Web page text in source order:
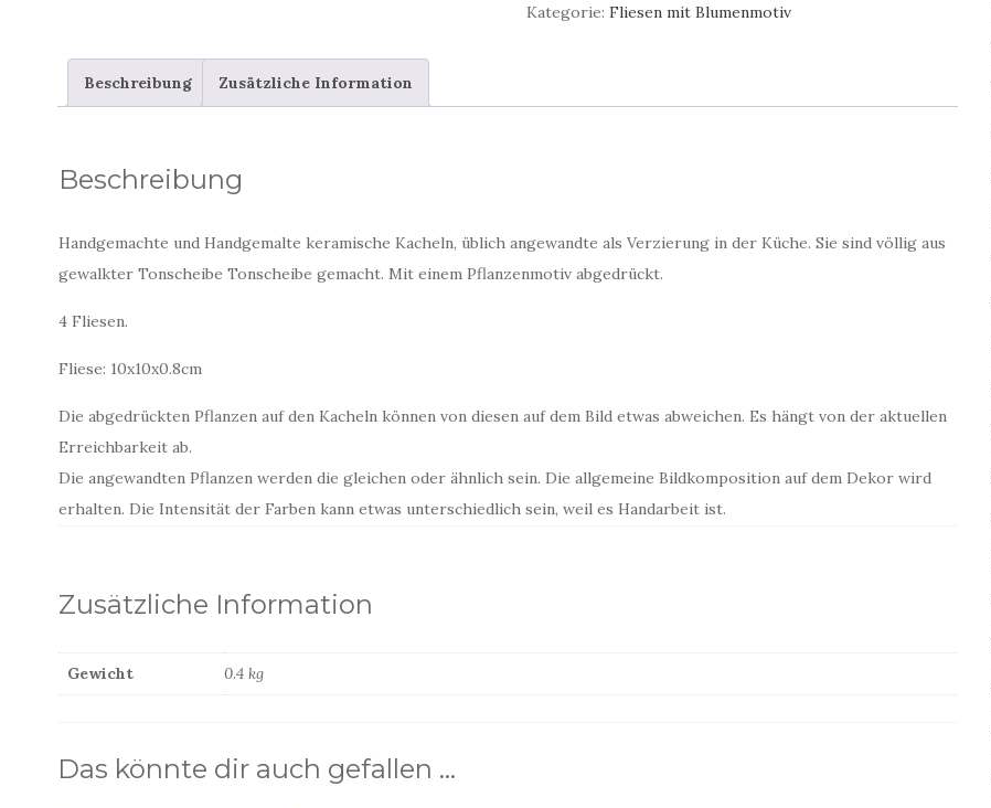
Kategorie: Fliesen mit Blumenmotiv
Beschreibung Zusätzliche Information
Beschreibung
Handgemachte und Handgemalte keramische Kacheln, üblich angewandte als Verzierung in der Küche. Sie sind völlig aus
gewalkter Tonscheibe Tonscheibe gemacht. Mit einem Pflanzenmotiv abgedrückt.
4 Fliesen.
Fliese: 10x10x0.8cm
Die abgedrückten Pflanzen auf den Kacheln können von diesen auf dem Bild etwas abweichen. Es hängt von der aktuellen
Erreichbarkeit ab.
Die angewandten Pflanzen werden die gleichen oder ähnlich sein. Die allgemeine Bildkomposition auf dem Dekor wird
erhalten. Die Intensität der Farben kann etwas unterschiedlich sein, weil es Handarbeit ist.
Zusätzliche Information
Gewicht 0.4 kg
Das könnte dir auch gefallen …